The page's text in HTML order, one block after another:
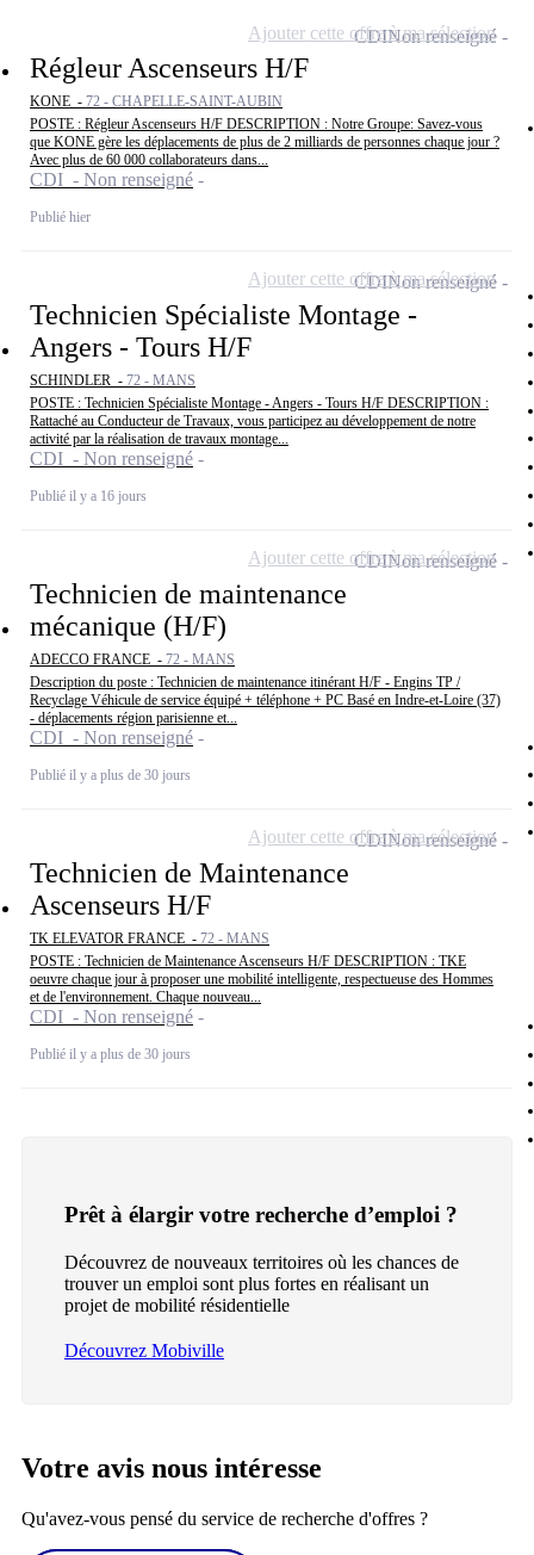
Régleur Ascenseurs H/F
KONE - 72 - CHAPELLE-SAINT-AUBIN
POSTE : Régleur Ascenseurs H/F DESCRIPTION : Notre Groupe: Savez-vous
que KONE gère les déplacements de plus de 2 milliards de personnes chaque jour ?
Avec plus de 60 000 collaborateurs dans...
CDI - Non renseigné
Publié hier
CDINon renseigné
Ajouter cette offre à ma sélection
Technicien Spécialiste Montage -
Angers - Tours H/F
SCHINDLER - 72 - MANS
POSTE : Technicien Spécialiste Montage - Angers - Tours H/F DESCRIPTION :
Rattaché au Conducteur de Travaux, vous participez au développement de notre
activité par la réalisation de travaux montage...
CDI - Non renseigné
Publié il y a 16 jours
CDINon renseigné
Ajouter cette offre à ma sélection
Technicien de maintenance
mécanique (H/F)
ADECCO FRANCE - 72 - MANS
Description du poste : Technicien de maintenance itinérant H/F - Engins TP /
Recyclage Véhicule de service équipé + téléphone + PC Basé en Indre-et-Loire (37)
- déplacements région parisienne et...
CDI - Non renseigné
Publié il y a plus de 30 jours
CDINon renseigné
Ajouter cette offre à ma sélection
Technicien de Maintenance
Ascenseurs H/F
TK ELEVATOR FRANCE - 72 - MANS
POSTE : Technicien de Maintenance Ascenseurs H/F DESCRIPTION : TKE
oeuvre chaque jour à proposer une mobilité intelligente, respectueuse des Hommes
et de l'environnement. Chaque nouveau...
CDI - Non renseigné
Publié il y a plus de 30 jours
CDINon renseigné
Ajouter cette offre à ma sélection
Prêt à élargir votre recherche d’emploi ?
Découvrez de nouveaux territoires où les chances de
trouver un emploi sont plus fortes en réalisant un
projet de mobilité résidentielle
Découvrez Mobiville
Votre avis nous intéresse
Qu'avez-vous pensé du service de recherche d'offres ?